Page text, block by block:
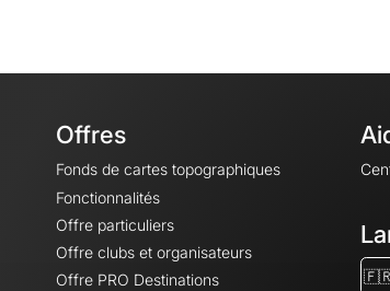
Offres
Fonds de cartes topographiques
Fonctionnalités
Offre particuliers
Offre clubs et organisateurs
Offre PRO Destinations